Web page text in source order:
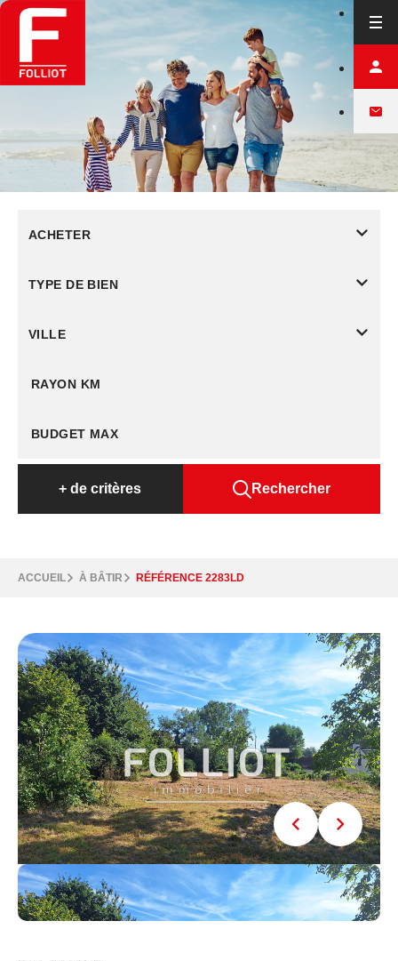
ACHETER
TYPE DE BIEN
VILLE
RAYON KM
+ de critères Rechercher
ACCUEIL À BÂTIR RÉFÉRENCE 2283LD